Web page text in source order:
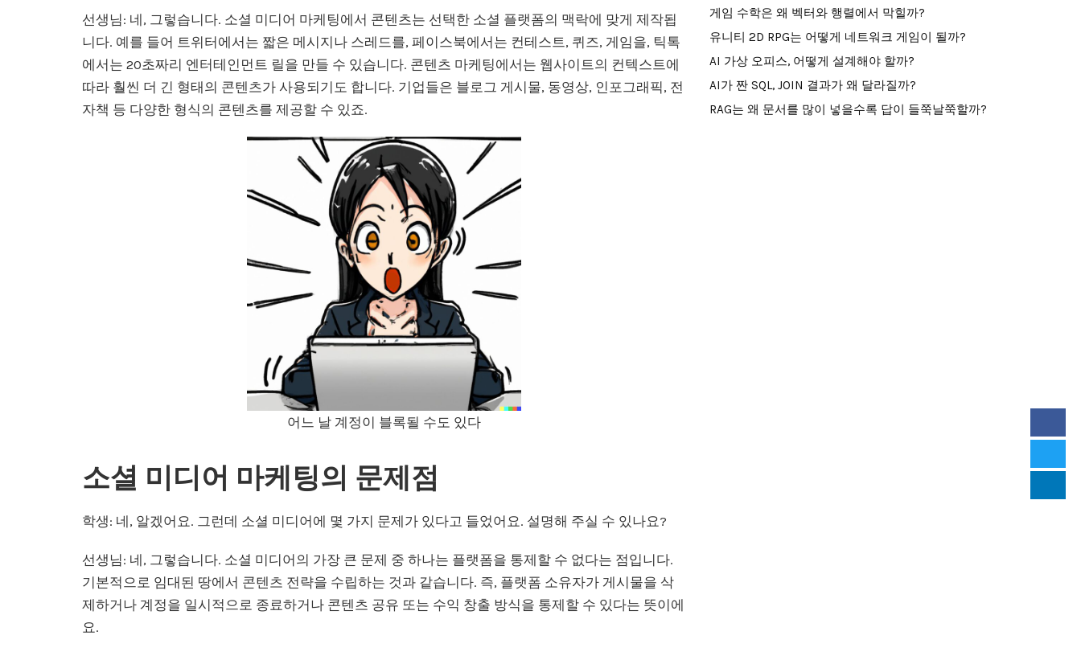
선생님: 네, 그렇습니다. 소셜 미디어 마케팅에서 콘텐츠는 선택한 소셜 플랫폼의 맥락에 맞게 제작됩
니다. 예를 들어 트위터에서는 짧은 메시지나 스레드를, 페이스북에서는 컨테스트, 퀴즈, 게임을, 틱톡
에서는 20초짜리 엔터테인먼트 릴을 만들 수 있습니다. 콘텐츠 마케팅에서는 웹사이트의 컨텍스트에
따라 훨씬 더 긴 형태의 콘텐츠가 사용되기도 합니다. 기업들은 블로그 게시물, 동영상, 인포그래픽, 전
자책 등 다양한 형식의 콘텐츠를 제공할 수 있죠.
어느 날 계정이 블록될 수도 있다
소셜 미디어 마케팅의 문제점
학생: 네, 알겠어요. 그런데 소셜 미디어에 몇 가지 문제가 있다고 들었어요. 설명해 주실 수 있나요?
선생님: 네, 그렇습니다. 소셜 미디어의 가장 큰 문제 중 하나는 플랫폼을 통제할 수 없다는 점입니다.
기본적으로 임대된 땅에서 콘텐츠 전략을 수립하는 것과 같습니다. 즉, 플랫폼 소유자가 게시물을 삭
제하거나 계정을 일시적으로 종료하거나 콘텐츠 공유 또는 수익 창출 방식을 통제할 수 있다는 뜻이에
요.
게임 수학은 왜 벡터와 행렬에서 막힐까?
유니티 2D RPG는 어떻게 네트워크 게임이 될까?
AI 가상 오피스, 어떻게 설계해야 할까?
AI가 짠 SQL, JOIN 결과가 왜 달라질까?
RAG는 왜 문서를 많이 넣을수록 답이 들쭉날쭉할까?